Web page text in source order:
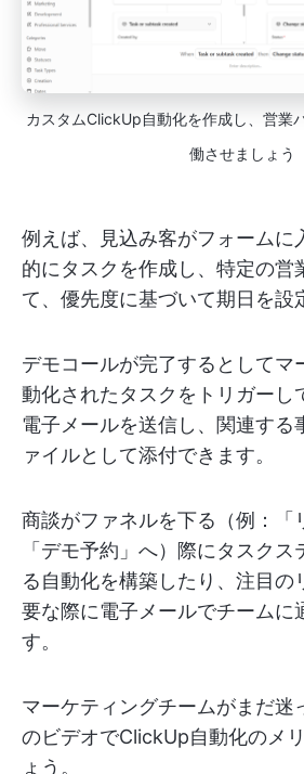
カスタムClickUp自動化を作成し、営業
働させましょう
例えば、見込み客がフォームに
的にタスクを作成し、特定の営
て、優先度に基づいて期日を設
デモコールが完了するとしてマ
動化されたタスクをトリガーし
電子メールを送信し、関連する
ァイルとして添付できます。
商談がファネルを下る（例：「
「デモ予約」へ）際にタスク
る自動化を構築したり、注目の
要な際に電子メールでチームに
す。
マーケティングチームがまだ迷
のビデオでClickUp自動化のメ
ょう。